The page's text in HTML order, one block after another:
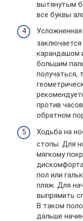
вытянутым
все буквы
карандашом
большим
получаться,
против
обратном
Ходьба на
стопы. Для
мягкому
пол или
пляж. Для
выпрямить
В таком
дальше